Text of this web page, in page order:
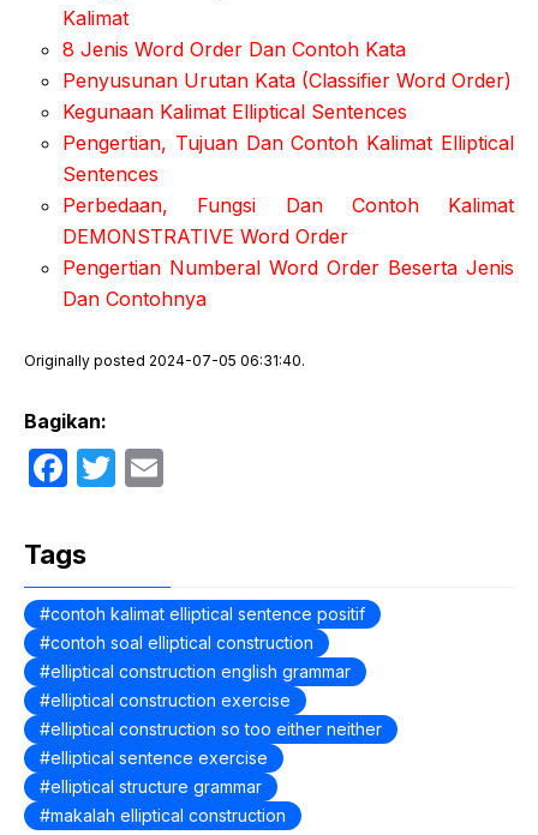
Kalimat
8 Jenis Word Order Dan Contoh Kata
Penyusunan Urutan Kata (Classifier Word Order)
Kegunaan Kalimat Elliptical Sentences
Pengertian, Tujuan Dan Contoh Kalimat Elliptical
Sentences
Perbedaan, Fungsi Dan Contoh Kalimat
DEMONSTRATIVE Word Order
Pengertian Numberal Word Order Beserta Jenis
Dan Contohnya
Originally posted 2024-07-05 06:31:40.
Bagikan:
F
c
e
b
o
o
k
T
er
Tags
contoh kalimat elliptical sentence positif
contoh soal elliptical construction
elliptical construction english grammar
elliptical construction exercise
elliptical construction so too either neither
elliptical sentence exercise
elliptical structure grammar
makalah elliptical construction